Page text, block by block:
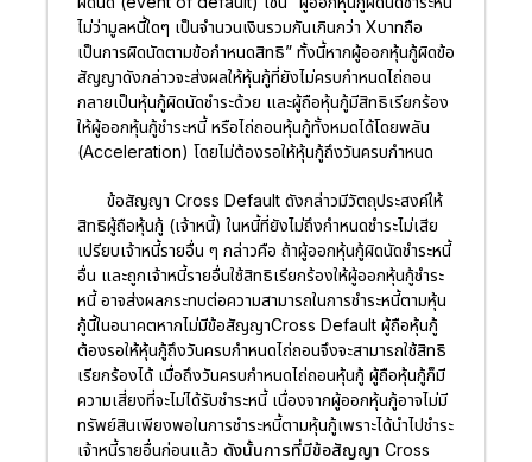
ไม่ว่ามูลหนี้ใดๆ เป็นจำนวนเงินรวมกันเกินกว่า Xบาทถือ
เป็นการผิดนัดตามข้อกำหนดสิทธิ” ทั้งนี้หากผู้ออกหุ้นกู้ผิดข้อ
สัญญาดังกล่าวจะส่งผลให้หุ้นกู้ที่ยังไม่ครบกำหนดไถ่ถอน
กลายเป็นหุ้นกู้ผิดนัดชำระด้วย และผู้ถือหุ้นกู้มีสิทธิเรียกร้อง
ให้ผู้ออกหุ้นกู้ชำระหนี้ หรือไถ่ถอนหุ้นกู้ทั้งหมดได้โดยพลัน
(Acceleration) โดยไม่ต้องรอให้หุ้นกู้ถึงวันครบกำหนด
ข้อสัญญา Cross Default ดังกล่าวมีวัตถุประสงค์ให้
สิทธิผู้ถือหุ้นกู้ (เจ้าหนี้) ในหนี้ที่ยังไม่ถึงกำหนดชำระไม่เสีย
เปรียบเจ้าหนี้รายอื่น ๆ กล่าวคือ ถ้าผู้ออกหุ้นกู้ผิดนัดชำระหนี้
อื่น และถูกเจ้าหนี้รายอื่นใช้สิทธิเรียกร้องให้ผู้ออกหุ้นกู้ชำระ
หนี้ อาจส่งผลกระทบต่อความสามารถในการชำระหนี้ตามหุ้น
กู้นี้ในอนาคตหากไม่มีข้อสัญญาCross Default ผู้ถือหุ้นกู้
ต้องรอให้หุ้นกู้ถึงวันครบกำหนดไถ่ถอนจึงจะสามารถใช้สิทธิ
เรียกร้องได้ เมื่อถึงวันครบกำหนดไถ่ถอนหุ้นกู้ ผู้ถือหุ้นกู้ก็มี
ความเสี่ยงที่จะไม่ได้รับชำระหนี้ เนื่องจากผู้ออกหุ้นกู้อาจไม่มี
ทรัพย์สินเพียงพอในการชำระหนี้ตามหุ้นกู้เพราะได้นำไปชำระ
เจ้าหนี้รายอื่นก่อนแล้ว ดังนั้นการที่มีข้อสัญญา Cross